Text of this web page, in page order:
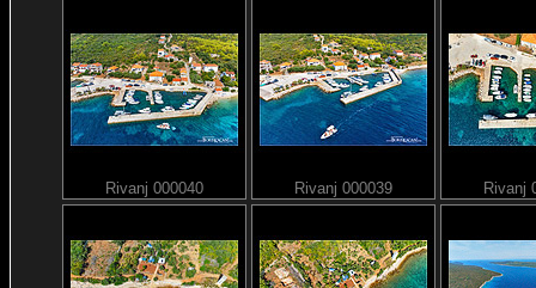
Rivanj 000040 Rivanj 000039 Rivanj